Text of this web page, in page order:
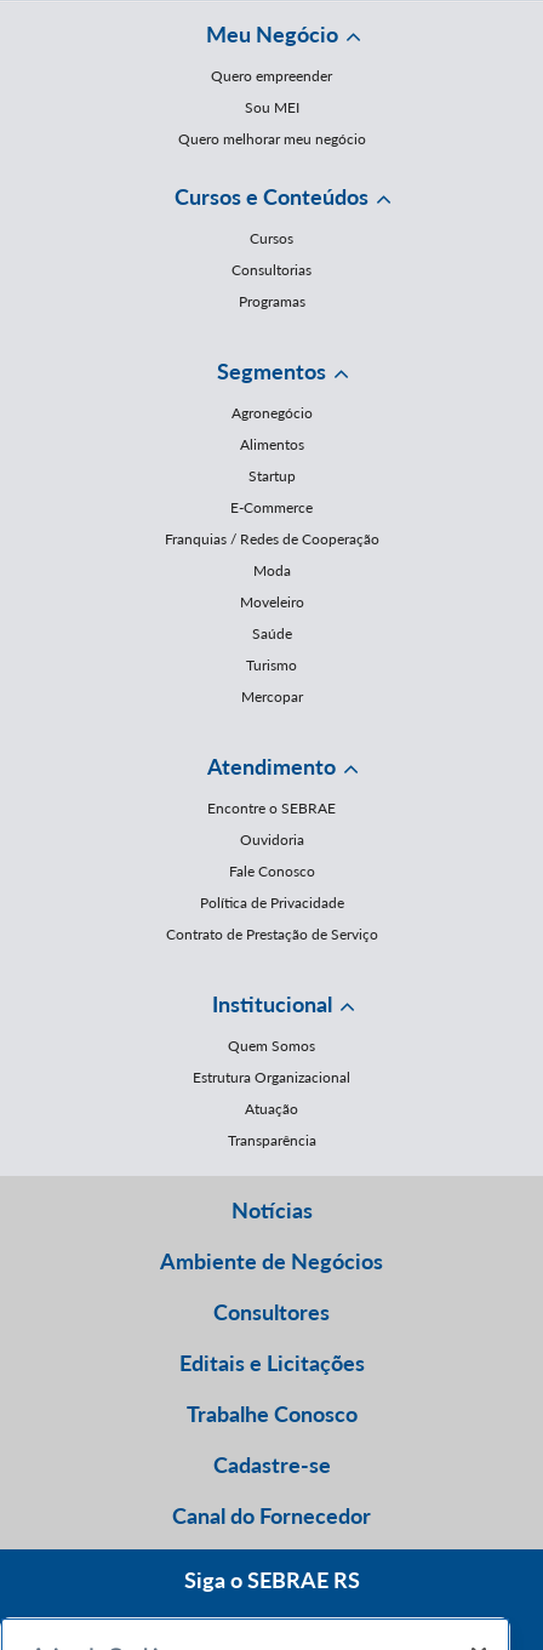
Meu Negócio
Quero empreender
Sou MEI
Quero melhorar meu negócio
Cursos e Conteúdos
Cursos
Consultorias
Programas
Segmentos
Agronegócio
Alimentos
Startup
E-Commerce
Franquias / Redes de Cooperação
Moda
Moveleiro
Saúde
Turismo
Mercopar
Atendimento
Encontre o SEBRAE
Ouvidoria
Fale Conosco
Política de Privacidade
Contrato de Prestação de Serviço
Institucional
Quem Somos
Estrutura Organizacional
Atuação
Transparência
Notícias
Ambiente de Negócios
Consultores
Editais e Licitações
Trabalhe Conosco
Cadastre-se
Canal do Fornecedor
Siga o SEBRAE RS